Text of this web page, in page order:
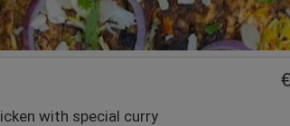
with special curry